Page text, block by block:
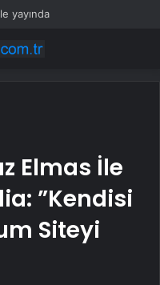
yayında
Elmas İle
”Kendisi
Siteyi